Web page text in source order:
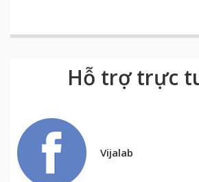
Hỗ trợ trực
Vijalab